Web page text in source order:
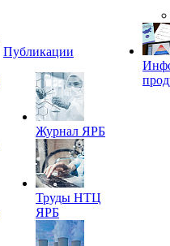
Публикации
Журнал ЯРБ
Труды НТЦ
ЯРБ